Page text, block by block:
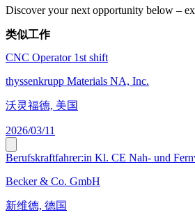
Discover your next opportunity below –
类似工作
CNC Operator 1st shift
thyssenkrupp Materials NA, Inc.
沃灵福德, 美国
2026/03/11
Berufskraftfahrer:in Kl. CE Nah- und
Becker & Co. GmbH
新维德, 德国